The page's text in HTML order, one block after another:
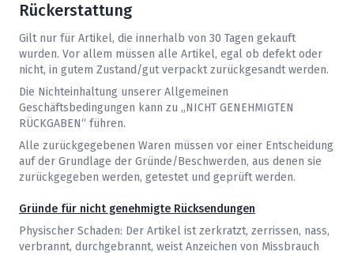
Rückerstattung
Gilt nur für Artikel, die innerhalb von 30 Tagen gekauft
wurden. Vor allem müssen alle Artikel, egal ob defekt oder
nicht, in gutem Zustand/gut verpackt zurückgesandt werden.
Die Nichteinhaltung unserer Allgemeinen
Geschäftsbedingungen kann zu „NICHT GENEHMIGTEN
RÜCKGABEN“ führen.
Alle zurückgegebenen Waren müssen vor einer Entscheidung
auf der Grundlage der Gründe/Beschwerden, aus denen sie
zurückgegeben werden, getestet und geprüft werden.
Gründe für nicht genehmigte Rücksendungen
Physischer Schaden: Der Artikel ist zerkratzt, zerrissen, nass,
verbrannt, durchgebrannt, weist Anzeichen von Missbrauch